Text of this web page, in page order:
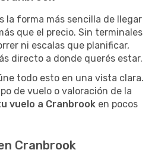
la forma más sencilla de llegar
que el precio. Sin terminales
ni escalas que planificar,
directo a donde querés estar.
todo esto en una vista clara.
de vuelo o valoración de la
vuelo a Cranbrook en pocos
Cranbrook